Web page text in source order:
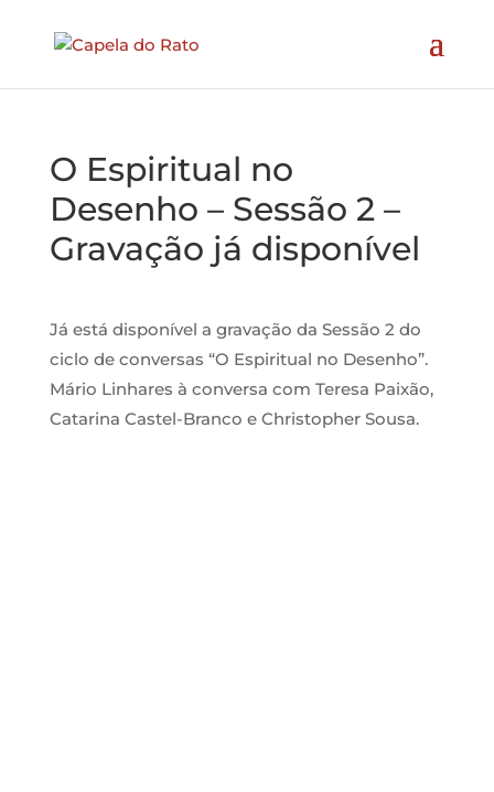
O Espiritual no
Desenho – Sessão 2 –
Gravação já disponível
Já está disponível a gravação da Sessão 2 do
ciclo de conversas “O Espiritual no Desenho”.
Mário Linhares à conversa com Teresa Paixão,
Catarina Castel-Branco e Christopher Sousa.